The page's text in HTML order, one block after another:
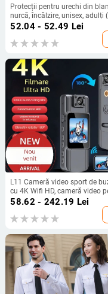
Protecții pentru urechi din
nurcă, încălzire, unisex, adulți
primăvara, toamna)
52.04 - 52.49 Lei
L11 Cameră video sport de
cu 4K Wifi HD, cameră video
exterior, cu înregistrare Wifi,
58.62 - 242.19 Lei